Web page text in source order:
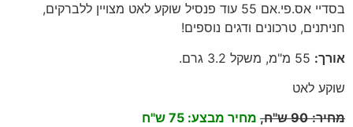
בסדיי אס.פי.אם 55 עוד פנסיל שוקע לאט מצויין ללברקים,
חניתנים, טרכונים ודגים נוספים!
אורך: מ"מ, משקל 3.2 גרם
.
שוקע לאט
מחיר:
90 ש"ח, מחיר מבצע: 75 ש"ח